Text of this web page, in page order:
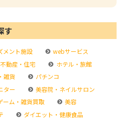
す
メント施設
webサービス
不動産・住宅
ホテル・旅館
雑貨
パチンコ
ター
美容院・ネイルサロン
ーム・雑貨買取
美容
ダイエット・健康食品